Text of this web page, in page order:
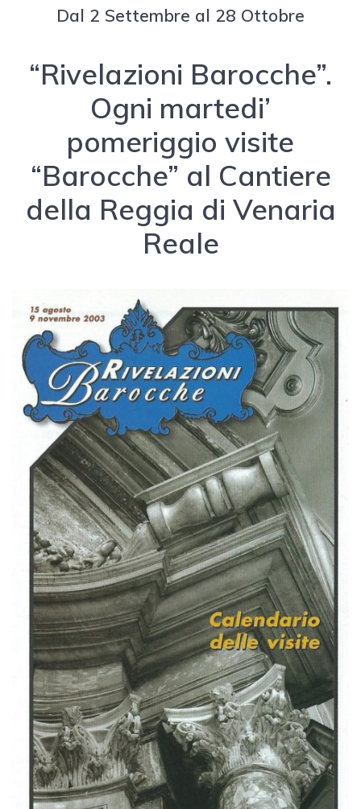
Dal 2 Settembre al 28 Ottobre
“Rivelazioni Barocche”.
Ogni martedi’
pomeriggio visite
“Barocche” al Cantiere
della Reggia di Venaria
Reale